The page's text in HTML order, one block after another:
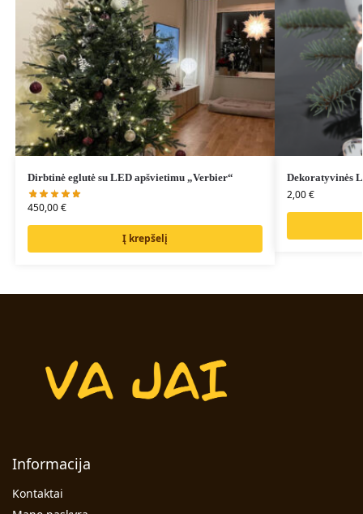
Dirbtinė eglutė su LED apšvietimu „Verbier“
450,00€
Į krepšelį
Dekoratyvinės
2,00€
Informacija
Kontaktai